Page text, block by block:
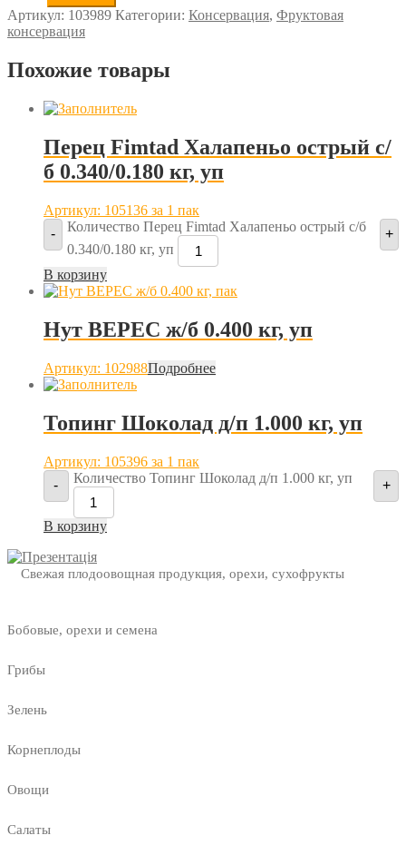
Артикул: 103989 Категории: Консервация, Фруктовая
консервация
Похожие товары
Перец Fimtad Халапеньо острый с/
б 0.340/0.180 кг, уп
Артикул: 105136 за 1 пак
-
Количество Перец Fimtad Халапеньо острый с/б
0.340/0.180 кг, уп
+
В корзину
Нут ВЕРЕС ж/б 0.400 кг, уп
Артикул: 102988Подробнее
Топинг Шоколад д/п 1.000 кг, уп
Артикул: 105396 за 1 пак
-
Количество Топинг Шоколад д/п 1.000 кг, уп +
В корзину
Свежая плодоовощная продукция, орехи, сухофрукты
Бобовые, орехи и семена
Грибы
Зелень
Корнеплоды
Овощи
Салаты